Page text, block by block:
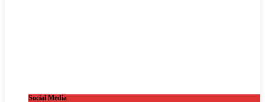
Social Media